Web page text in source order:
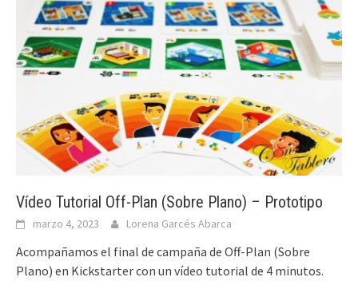
Vídeo Tutorial Off-Plan (Sobre Plano) – Prototipo
marzo 4, 2023 Lorena Garcés Abarca
Acompañamos el final de campaña de Off-Plan (Sobre
Plano) en Kickstarter con un vídeo tutorial de 4 minutos.